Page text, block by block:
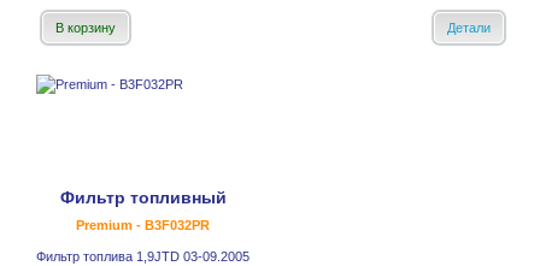
В корзину Детали
Фильтр топливный
Premium - B3F032PR
Фильтр топлива 1,9JTD 03-09.2005